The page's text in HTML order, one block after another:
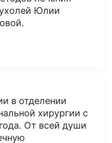
Юлии
в отделении
хирургии с
От всей души